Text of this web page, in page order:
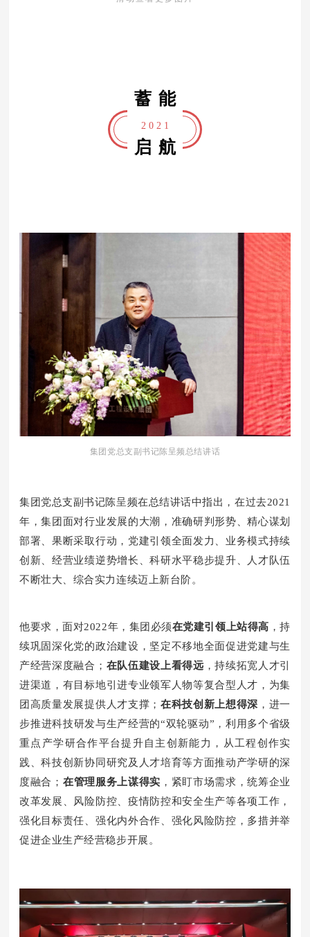
蓄能
2 0 2 1
启航
集团党总支副书记陈呈频总结讲话
集团党总支副书记陈呈频在总结讲话中指出，在过去2021
年，集团面对行业发展的大潮，准确研判形势、精心谋划
部署、果断采取行动，党建引领全面发力、业务模式持续
创新、经营业绩逆势增长、科研水平稳步提升、人才队伍
不断壮大、综合实力连续迈上新台阶。
他要求，面对2022年，集团必须在党建引领上站得高 ，持
续巩固深化党的政治建设，坚定不移地全面促进党建与生
产经营深度融合； 在队伍建设上看得远 ，持续拓宽人才引
进渠道，有目标地引进专业领军人物等复合型人才，为集
团高质量发展提供人才支撑； 在科技创新上想得深 ，进一
步推进科技研发与生产经营的“双轮驱动”，利用多个省级
重点产学研合作平台提升自主创新能力，从工程创作实
践、科技创新协同研究及人才培育等方面推动产学研的深
度融合； 在管理服务上谋得实 ，紧盯市场需求，统筹企业
改革发展、风险防控、疫情防控和安全生产等各项工作，
强化目标责任、强化内外合作、强化风险防控，多措并举
促进企业生产经营稳步开展。